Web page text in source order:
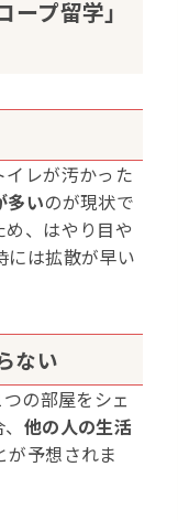
ープ留学」
レが汚かった
多いのが現状で
、はやり目や
には拡散が早い
ない
の部屋をシェ
他の人の生活
が予想されま